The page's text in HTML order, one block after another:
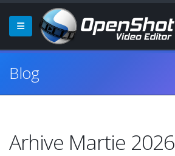
Blog
Arhive Martie 2026